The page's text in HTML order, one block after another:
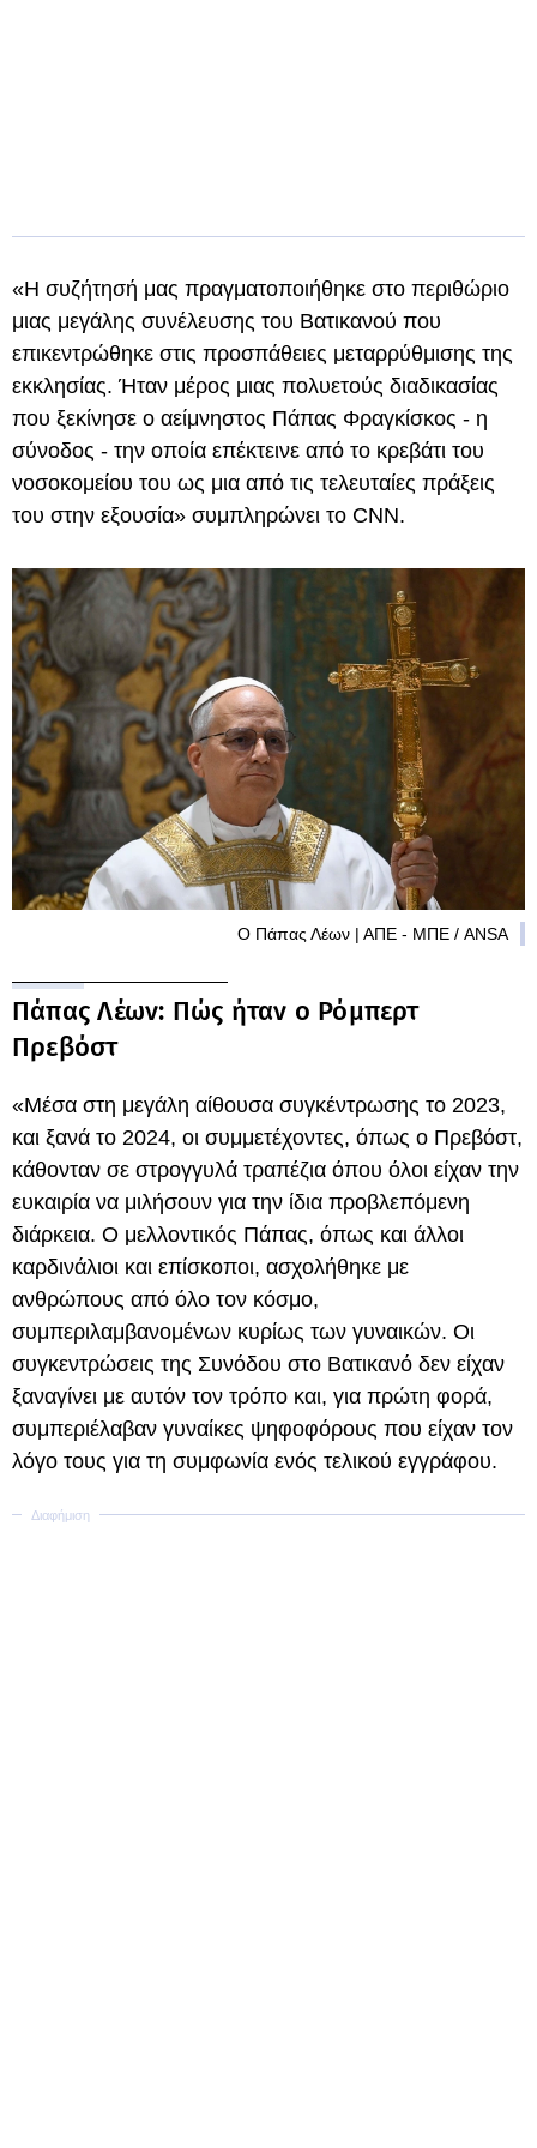
«Η συζήτησή μας πραγματοποιήθηκε στο περιθώριο
μιας μεγάλης συνέλευσης του Βατικανού που
επικεντρώθηκε στις προσπάθειες μεταρρύθμισης της
εκκλησίας. Ήταν μέρος μιας πολυετούς διαδικασίας
που ξεκίνησε ο αείμνηστος Πάπας Φραγκίσκος - η
σύνοδος - την οποία επέκτεινε από το κρεβάτι του
νοσοκομείου του ως μια από τις τελευταίες πράξεις
του στην εξουσία» συμπληρώνει το CNN.
Ο Πάπας Λέων | ΑΠΕ - ΜΠΕ / ANSA
Πάπας Λέων: Πώς ήταν ο Ρόμπερτ
Πρεβόστ
«Μέσα στη μεγάλη αίθουσα συγκέντρωσης το 2023,
και ξανά το 2024, οι συμμετέχοντες, όπως ο Πρεβόστ,
κάθονταν σε στρογγυλά τραπέζια όπου όλοι είχαν την
ευκαιρία να μιλήσουν για την ίδια προβλεπόμενη
διάρκεια. Ο μελλοντικός Πάπας, όπως και άλλοι
καρδινάλιοι και επίσκοποι, ασχολήθηκε με
ανθρώπους από όλο τον κόσμο,
συμπεριλαμβανομένων κυρίως των γυναικών. Οι
συγκεντρώσεις της Συνόδου στο Βατικανό δεν είχαν
ξαναγίνει με αυτόν τον τρόπο και, για πρώτη φορά,
συμπεριέλαβαν γυναίκες ψηφοφόρους που είχαν τον
λόγο τους για τη συμφωνία ενός τελικού εγγράφου.